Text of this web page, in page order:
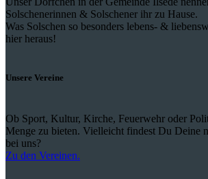
Solschenerinnen & Solschener ihr zu Hause.
Was Solschen so besonders lebens- &
hier heraus!
Unsere Vereine
Ob Sport, Kultur, Kirche, Feuerwehr oder
Menge zu bieten. Vielleicht findest Du Deine
bei uns?
Zu den Vereinen.